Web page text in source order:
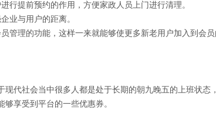
行提前预约的作用，方便家政人员上门进行清理。
业与用户的距离。
管理的功能，这样一来就能够使更多新老用户加入到会
代社会当中很多人都是处于长期的朝九晚五的上班状
享受到平台的一些优惠券。